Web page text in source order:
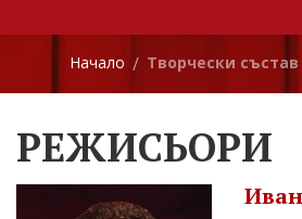
Начало / Творчески състав
РЕЖИСЬОРИ